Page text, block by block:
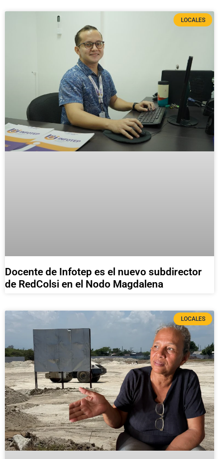
LOCALES
Docente de Infotep es el nuevo subdirector
de RedColsi en el Nodo Magdalena
LOCALES